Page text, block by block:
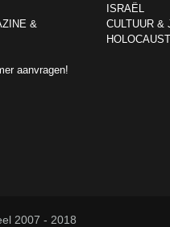
&
aanvragen!
ISRAËL
CULTUUR &
HOLOCAUST
2007 - 2018